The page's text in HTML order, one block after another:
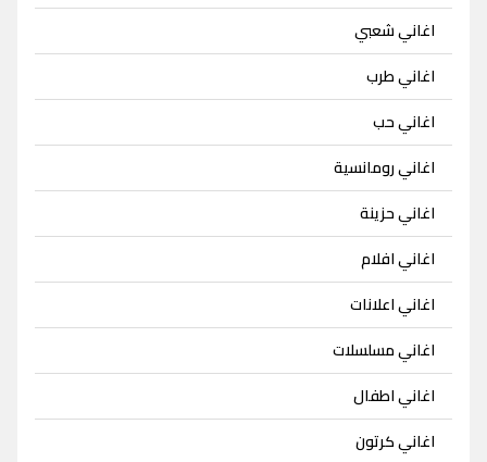
اغاني شعبي
اغاني طرب
اغاني حب
اغاني رومانسية
اغاني حزينة
اغاني افلام
اغاني اعلانات
اغاني مسلسلات
اغاني اطفال
اغاني كرتون